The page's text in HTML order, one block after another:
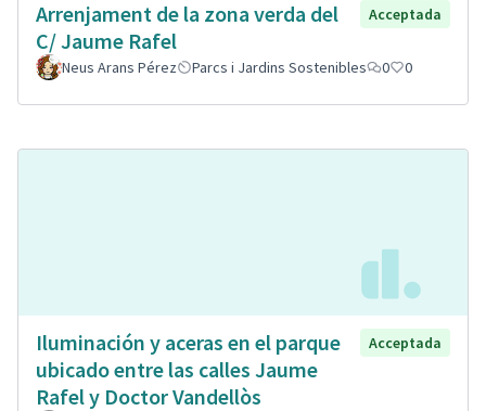
Arrenjament de la zona verda del
C/ Jaume Rafel
Acceptada
Neus Arans Pérez Parcs i Jardins Sostenibles 0 0
Iluminación y aceras en el parque
ubicado entre las calles Jaume
Rafel y Doctor Vandellòs
Acceptada